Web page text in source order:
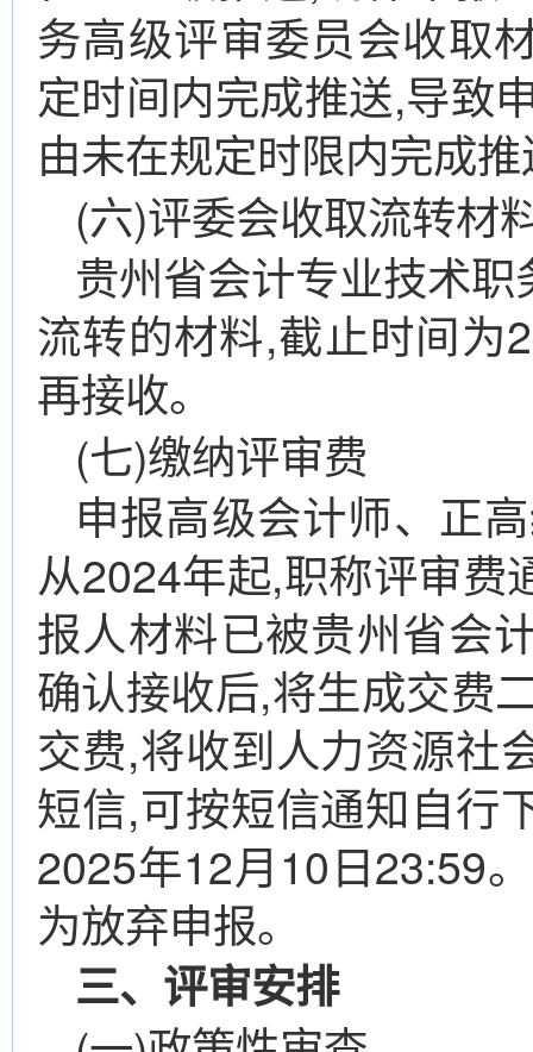
务高级评审委员会收取
定时间内完成推送,导致
由未在规定时限内完成
(六)评委会收取流转材
贵州省会计专业技术
流转的材料,截止时间为
再接收。
(七)缴纳评审费
申报高级会计师、正
从2024年起,职称评审费
报人材料已被贵州省会
确认接收后,将生成交费
交费,将收到人力资源社
短信,可按短信通知自行
2025年12月10日23:59
为放弃申报。
三、评审安排